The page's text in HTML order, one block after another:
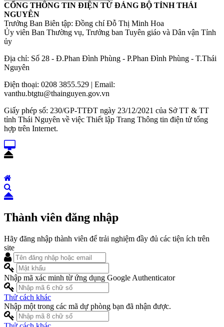
CỔNG THÔNG TIN ĐIỆN TỬ ĐẢNG BỘ TỈNH THÁI
NGUYÊN
Trưởng Ban Biên tập: Đồng chí Đỗ Thị Minh Hoa
Ủy viên Ban Thường vụ, Trưởng ban Tuyên giáo và Dân vận Tỉnh
ủy
Địa chỉ: Số 28 - Đ.Phan Đình Phùng - P.Phan Đình Phùng - T.Thái
Nguyên
Điện thoại: 0208 3855.529 | Email:
vanthu.btgtu@thainguyen.gov.vn
Giấy phép số: 230/GP-TTĐT ngày 23/12/2021 của Sở TT & TT
tỉnh Thái Nguyên về việc Thiết lập Trang Thông tin điện tử tổng
hợp trên Internet.
Thành viên đăng nhập
Hãy đăng nhập thành viên để trải nghiệm đầy đủ các tiện ích trên
site
Nhập mã xác minh từ ứng dụng Google Authenticator
Thử cách khác
Nhập một trong các mã dự phòng bạn đã nhận được.